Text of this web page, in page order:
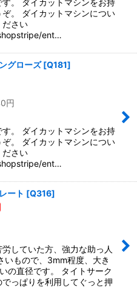
。 ダイカットマシンについ
ださい
ent…
グローズ [Q181]
円
。 ダイカットマシンをお持
。 ダイカットマシンについ
ださい
ent…
ート [Q316]
していた方、強力な助っ人
いもので、3mm程度、大き
の直径です。 タイトサーク
っぱりを利用してぐっと押